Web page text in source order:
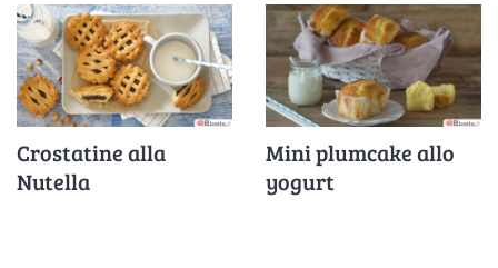
Crostatine alla
Nutella
Mini plumcake allo
yogurt